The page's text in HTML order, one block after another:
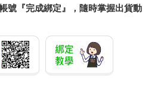
號『完成綁定』，隨時掌握出貨動